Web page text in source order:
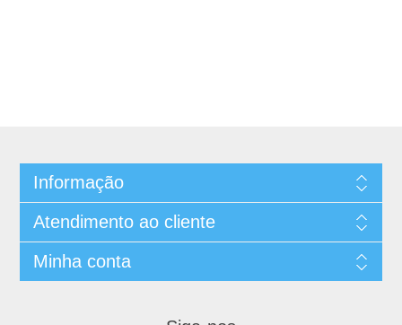
Informação
Atendimento ao cliente
Minha conta